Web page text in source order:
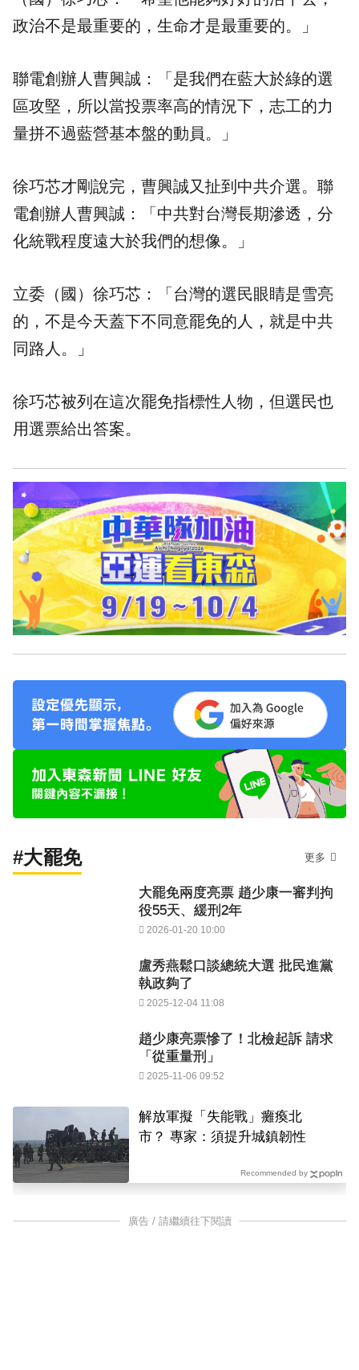
政治不是最重要的，生命才是最重要的。」
聯電創辦人曹興誠：「是我們在藍大於綠的選
區攻堅，所以當投票率高的情況下，志工的力
量拼不過藍營基本盤的動員。」
徐巧芯才剛說完，曹興誠又扯到中共介選。聯
電創辦人曹興誠：「中共對台灣長期滲透，分
化統戰程度遠大於我們的想像。」
立委（國）徐巧芯：「台灣的選民眼睛是雪亮
的，不是今天蓋下不同意罷免的人，就是中共
同路人。」
徐巧芯被列在這次罷免指標性人物，但選民也
用選票給出答案。
#大罷免 更多
大罷免兩度亮票 趙少康一審判拘
役55天、緩刑2年
2026-01-20 10:00
盧秀燕鬆口談總統大選 批民進黨
執政夠了
2025-12-04 11:08
趙少康亮票慘了！北檢起訴 請求
「從重量刑」
2025-11-06 09:52
解放軍擬「失能戰」癱瘓北
市？ 專家：須提升城鎮韌性
Recommended by
廣告 / 請繼續往下閱讀